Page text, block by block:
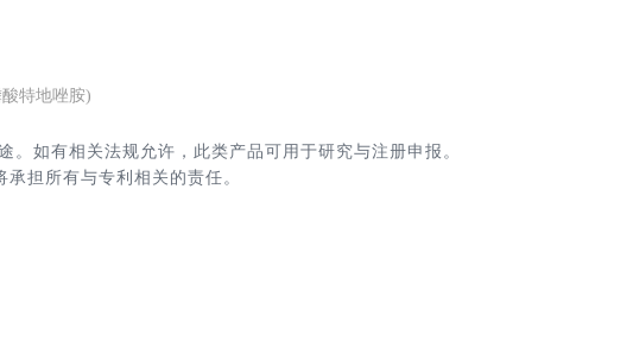
特地唑胺)
如有相关法规允许，此类产品可用于研究与注册申报。
担所有与专利相关的责任。